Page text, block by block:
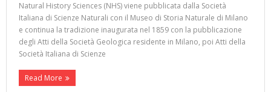
Natural History Sciences (NHS) viene pubblicata dalla Società
Italiana di Scienze Naturali con il Museo di Storia Naturale di Milano
e continua la tradizione inaugurata nel 1859 con la pubblicazione
degli Atti della Società Geologica residente in Milano, poi Atti della
Società Italiana di Scienze
Read More